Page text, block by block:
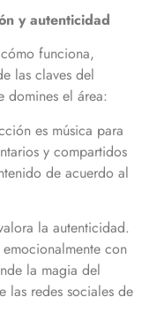
y autenticidad
funciona,
las claves del
domines el área:
es música para
y compartidos
de acuerdo al
la autenticidad.
con
la magia del
las redes sociales de